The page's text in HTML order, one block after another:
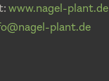
www.nagel-plant.de
plant.de